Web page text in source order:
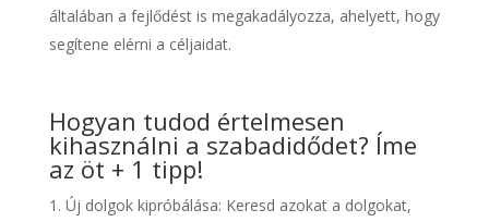
általában a fejlődést is megakadályozza, ahelyett, hogy
segítene elérni a céljaidat.
Hogyan tudod értelmesen
kihasználni a szabadidődet? Íme
az öt + 1 tipp!
Új dolgok kipróbálása: Keresd azokat a dolgokat,